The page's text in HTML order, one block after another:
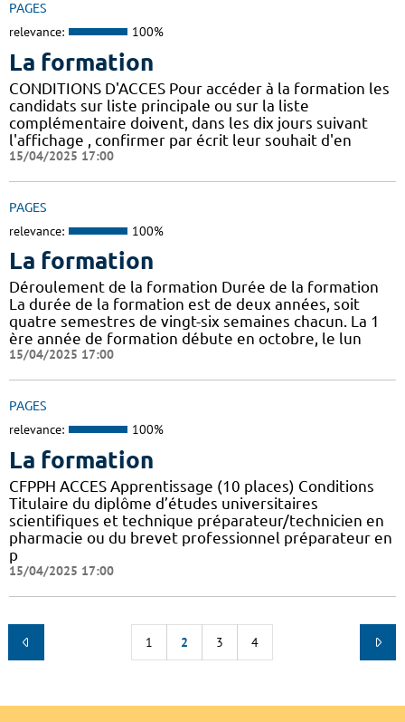
PAGES
relevance: 100%
La formation
CONDITIONS D'ACCES Pour accéder à la formation les
candidats sur liste principale ou sur la liste
complémentaire doivent, dans les dix jours suivant
l'affichage , confirmer par écrit leur souhait d'en
15/04/2025 17:00
PAGES
relevance: 100%
La formation
Déroulement de la formation Durée de la formation
La durée de la formation est de deux années, soit
quatre semestres de vingt-six semaines chacun. La 1
ère année de formation débute en octobre, le lun
15/04/2025 17:00
PAGES
relevance: 100%
La formation
CFPPH ACCES Apprentissage (10 places) Conditions
Titulaire du diplôme d’études universitaires
scientifiques et technique préparateur/technicien en
pharmacie ou du brevet professionnel préparateur en
p
15/04/2025 17:00
1 2 3 4